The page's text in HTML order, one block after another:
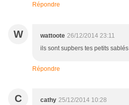
Répondre
W wattoote 26/12/2014 23:11
ils sont supbers tes petits sablés
Répondre
C cathy 25/12/2014 10:28